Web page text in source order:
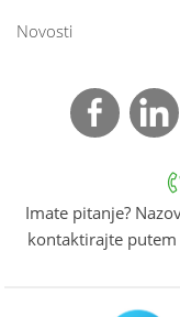
Novosti
Imate pitanje?
kontaktirajte putem